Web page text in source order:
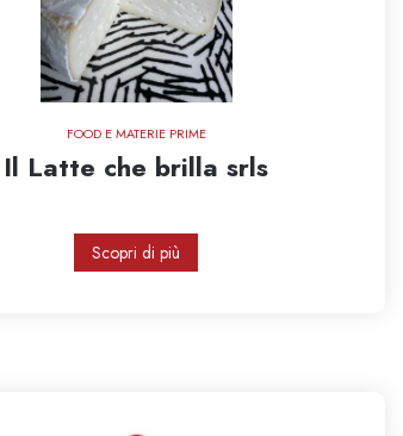
FOOD E MATERIE PRIME
Il Latte che brilla srls
Scopri di più